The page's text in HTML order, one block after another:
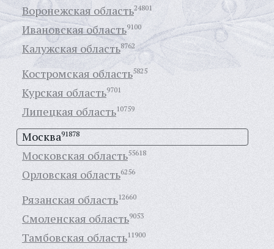
Воронежская область24801
Ивановская область9100
Калужская область8762
Костромская область5825
Курская область9701
Липецкая область10759
Москва91878
Московская область55618
Орловская область6256
Рязанская область12660
Смоленская область9053
Тамбовская область11900